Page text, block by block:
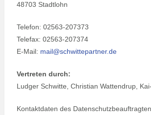
48703 Stadtlohn
Telefon: 02563-207373
Telefax: 02563-207374
E-Mail: mail@schwittepartner.de
Vertreten durch:
Ludger Schwitte, Christian Wattendrup,
Kontaktdaten des